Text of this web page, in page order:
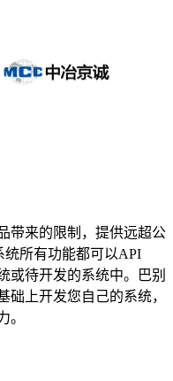
带来的限制，提供远超公
所有功能都可以API
或待开发的系统中。巴别
础上开发您自己的系统，
。